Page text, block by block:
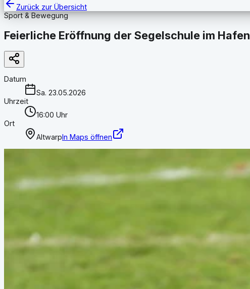
Zurück zur Übersicht
Sport & Bewegung
Feierliche Eröffnung der Segelschule im Hafen
Datum
Sa. 23.05.2026
Uhrzeit
16:00 Uhr
Ort
AltwarpIn Maps öffnen